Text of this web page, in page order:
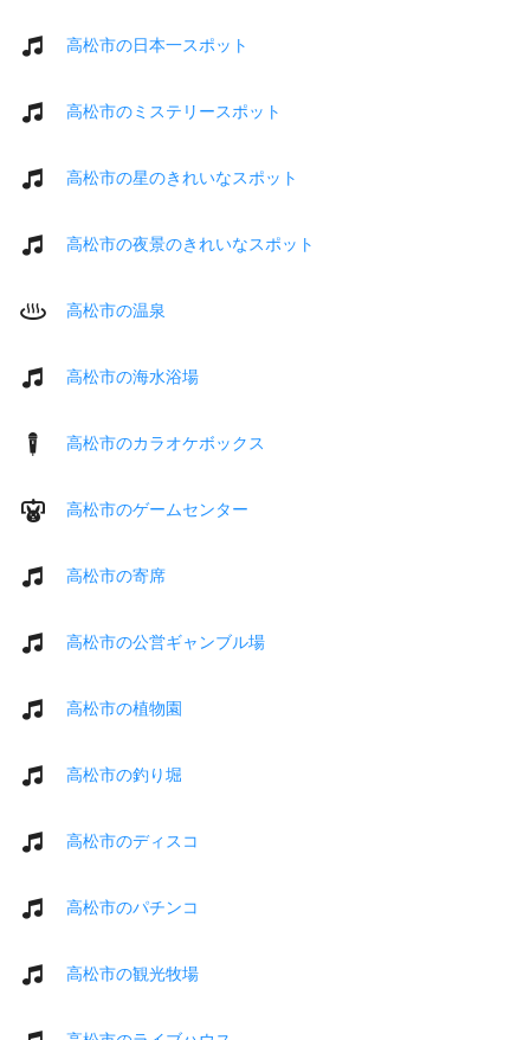
高松市の日本一スポット
高松市のミステリースポット
高松市の星のきれいなスポット
高松市の夜景のきれいなスポット
高松市の温泉
高松市の海水浴場
高松市のカラオケボックス
高松市のゲームセンター
高松市の寄席
高松市の公営ギャンブル場
高松市の植物園
高松市の釣り堀
高松市のディスコ
高松市のパチンコ
高松市の観光牧場